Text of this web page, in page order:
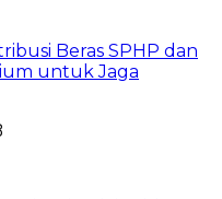
Beras SPHP dan
untuk Jaga